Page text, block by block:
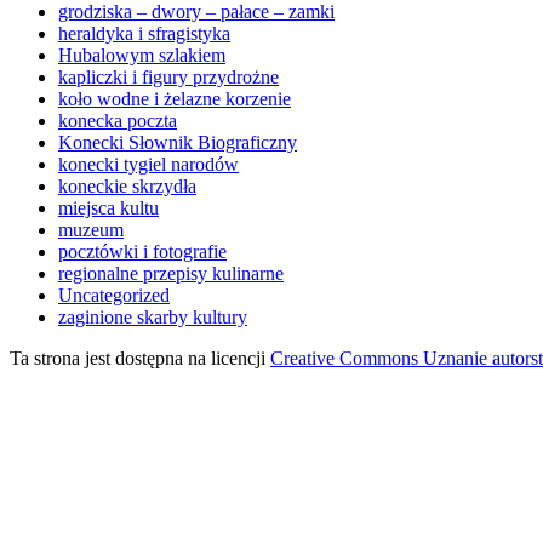
grodziska – dwory – pałace – zamki
heraldyka i sfragistyka
Hubalowym szlakiem
kapliczki i figury przydrożne
koło wodne i żelazne korzenie
konecka poczta
Konecki Słownik Biograficzny
konecki tygiel narodów
koneckie skrzydła
miejsca kultu
muzeum
pocztówki i fotografie
regionalne przepisy kulinarne
Uncategorized
zaginione skarby kultury
Ta strona jest dostępna na licencji Creative Commons Uznanie